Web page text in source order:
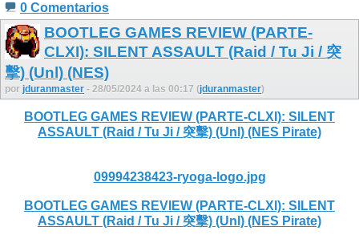
0 Comentarios
BOOTLEG GAMES REVIEW (PARTE-
CLXI): SILENT ASSAULT (Raid / Tu Ji / 突
擊) (Unl) (NES)
por jduranmaster - 28/05/2024 a las 00:17 (jduranmaster)
BOOTLEG GAMES REVIEW (PARTE-CLXI): SILENT
ASSAULT (Raid / Tu Ji / 突擊) (Unl) (NES Pirate)
09994238423-ryoga-logo.jpg
BOOTLEG GAMES REVIEW (PARTE-CLXI): SILENT
ASSAULT (Raid / Tu Ji / 突擊) (Unl) (NES Pirate)